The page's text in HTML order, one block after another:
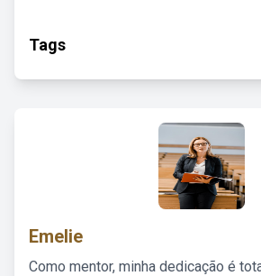
Tags
Emelie
Como mentor, minha dedicação é